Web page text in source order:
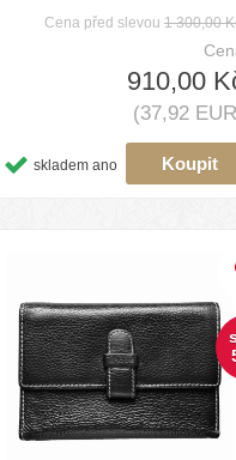
Cena před slevou 1 300,00
910,00
(37,92
skladem ano